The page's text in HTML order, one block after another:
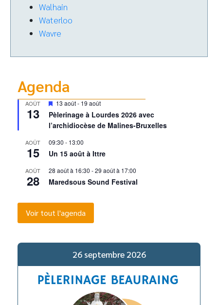
Walhain
Waterloo
Wavre
Agenda
AOÛT
13
Mis
en
avant
13 août- 19 août
Pèlerinage à Lourdes 2026 avec
l’archidiocèse de Malines-Bruxelles
AOÛT
15
09:30 - 13:00
Un 15 août à Ittre
AOÛT
28
28 août à 16:30 -29 août à 17:00
Maredsous Sound Festival
Voir tout l'agenda
26 septembre 2026